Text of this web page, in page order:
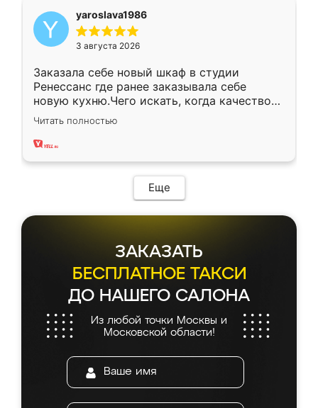
yaroslava1986
3 августа 2026
Заказала себе новый шкаф в студии
Ренессанс где ранее заказывала себе
новую кухню.Чего искать, когда качеством
вполне довольна. Служит кухня уже почти
два года, нареканий нет.
Читать полностью
Еще
ЗАКАЗАТЬ
БЕСПЛАТНОЕ ТАКСИ
ДО НАШЕГО САЛОНА
Из любой точки Москвы и
Московской области!